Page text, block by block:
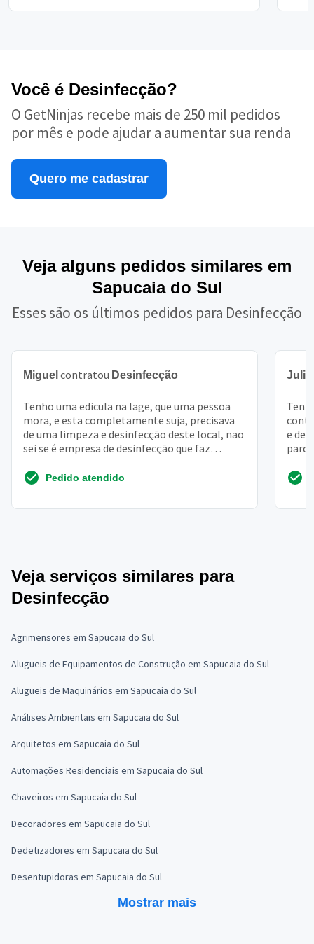
Você é Desinfecção?
O GetNinjas recebe mais de 250 mil pedidos
por mês e pode ajudar a aumentar sua renda
Quero me cadastrar
Veja alguns pedidos similares em
Sapucaia do Sul
Esses são os últimos pedidos para Desinfecção
Miguel contratou Desinfecção
Tenho uma edicula na lage, que uma pessoa
mora, e esta completamente suja, precisava
de uma limpeza e desinfecção deste local, nao
sei se é empresa de desinfecção que faz
Pedido atendido
Julia
e
Veja serviços similares para
Desinfecção
Agrimensores em Sapucaia do Sul
Alugueis de Equipamentos de Construção em Sapucaia do Sul
Alugueis de Maquinários em Sapucaia do Sul
Análises Ambientais em Sapucaia do Sul
Arquitetos em Sapucaia do Sul
Automações Residenciais em Sapucaia do Sul
Chaveiros em Sapucaia do Sul
Decoradores em Sapucaia do Sul
Dedetizadores em Sapucaia do Sul
Desentupidoras em Sapucaia do Sul
Mostrar mais